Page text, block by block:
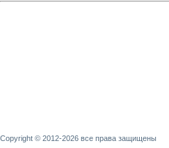
Copyright © 2012-2026 все права защищены